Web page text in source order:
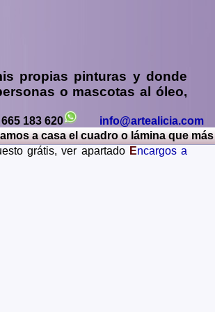
propias pinturas y donde
o mascotas al óleo,
Castellon, Ceuta, Ciudad
Malaga, Melilla, Murcia, Navarra,
Valladolid, Vizcaya, Zamora,
183 620
info@artealicia.com
a casa el cuadro o lámina que más
grátis, ver apartado Encargos a